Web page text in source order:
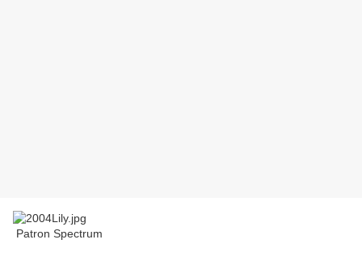
Patron Spectrum